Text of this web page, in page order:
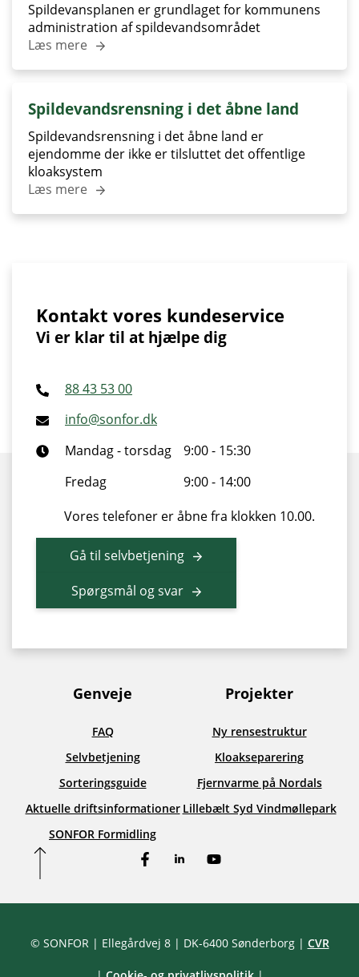
Spildevansplanen er grundlaget for kommunens
administration af spildevandsområdet
Læs mere
Spildevandsrensning i det åbne land
Spildevandsrensning i det åbne land er
ejendomme der ikke er tilsluttet det offentlige
kloaksystem
Læs mere
Kontakt vores kundeservice
Vi er klar til at hjælpe dig
88 43 53 00
info@sonfor.dk
Mandag - torsdag
9:00 - 15:30
Fredag
9:00 - 14:00
Vores telefoner er åbne fra klokken 10.00.
Gå til selvbetjening
Spørgsmål og svar
Genveje
FAQ
Selvbetjening
Sorteringsguide
Aktuelle driftsinformationer
SONFOR Formidling
Projekter
Ny rensestruktur
Kloakseparering
Fjernvarme på Nordals
Lillebælt Syd Vindmøllepark
FacebookLinkedInYouTube
© SONFOR | Ellegårdvej 8 | DK-6400 Sønderborg | CVR